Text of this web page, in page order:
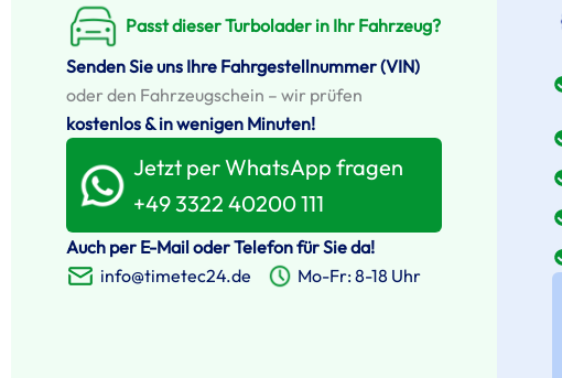
Passt dieser Turbolader in Ihr Fahrzeug?
Senden Sie uns Ihre Fahrgestellnummer (VIN)
oder den Fahrzeugschein – wir prüfen
kostenlos & in wenigen Minuten!
Jetzt per WhatsApp fragen
+49 3322 40200 111
Auch per E-Mail oder Telefon für Sie da!
info@timetec24.de
Mo-Fr: 8-18 Uhr